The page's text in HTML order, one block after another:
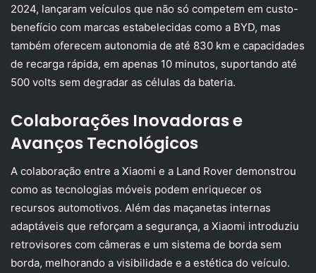
2024, lançaram veículos que não só competem em custo-
benefício com marcas estabelecidas como a BYD, mas
também oferecem autonomia de até 830 km e capacidades
de recarga rápida, em apenas 10 minutos, suportando até
500 volts sem degradar as células da bateria.
Colaborações Inovadoras e
Avanços Tecnológicos
A colaboração entre a Xiaomi e a Land Rover demonstrou
como as tecnologias móveis podem enriquecer os
recursos automotivos. Além das maçanetas internas
adaptáveis que reforçam a segurança, a Xiaomi introduziu
retrovisores com câmeras e um sistema de borda sem
borda, melhorando a visibilidade e a estética do veículo.